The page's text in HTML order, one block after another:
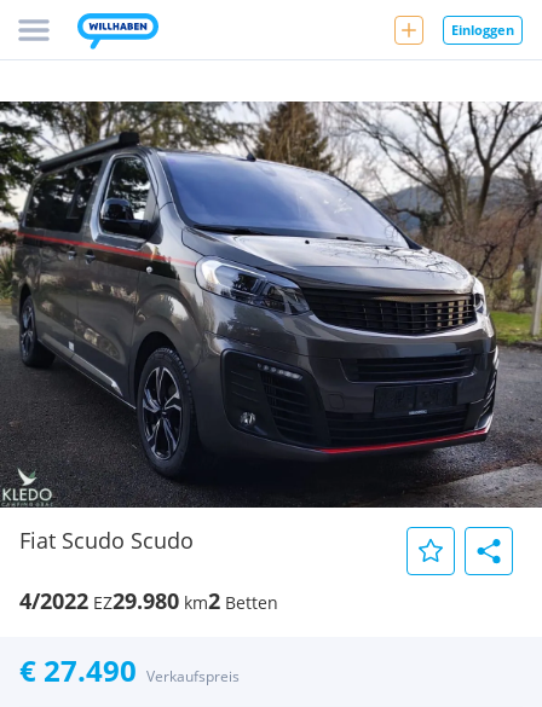
Einloggen
Fiat Scudo Scudo
4/2022 EZ29.980 km2 Betten
€ 27.490 Verkaufspreis